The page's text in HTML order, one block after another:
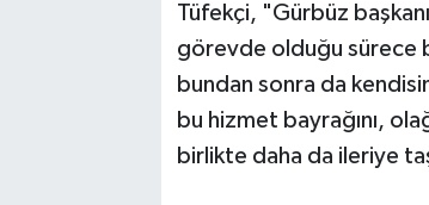
Tüfekçi, "Gürbüz
görevde olduğu sürece
bundan sonra da
bu hizmet bayrağını,
birlikte daha da ileriye